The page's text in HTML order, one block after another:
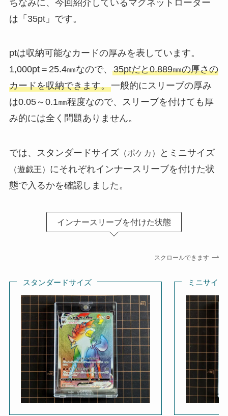
ちなみに、今回紹介しているマグネットローダー
は「35pt」です。
ptは収納可能なカードの厚みを表しています。
1,000pt＝25.4㎜なので、 35ptだと0.889㎜の厚さの
カードを収納できます。一般的にスリーブの厚み
は0.05～0.1㎜程度なので、スリーブを付けても厚
み的には全く問題ありません。
では、スタンダードサイズ（ポケカ） とミニサイズ
（遊戯王） にそれぞれインナースリーブを付けた状
態で入るかを確認しました。
インナースリーブを付けた状態
スクロールできます
スタンダードサイズ ミニサイズ